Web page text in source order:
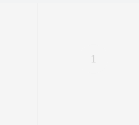
1